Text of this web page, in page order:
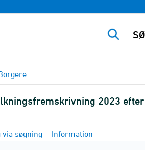
2023 efter
søgning Information